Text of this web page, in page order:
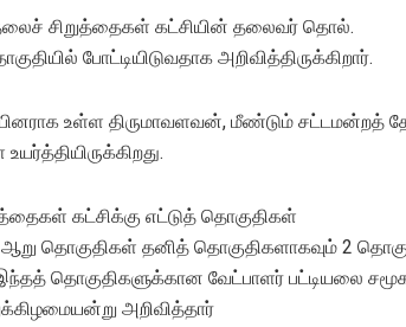
சிறுத்தைகள் கட்சியின் தலைவர் தொல்.
போட்டியிடுவதாக அறிவித்திருக்கிறார்.
உள்ள திருமாவளவன், மீண்டும் சட்டமன்றத்
கட்சிக்கு எட்டுத் தொகுதிகள்
தொகுதிகள் தனித் தொகுதிகளாகவும் 2
தொகுதிகளுக்கான வேட்பாளர் பட்டியலை
அறிவித்தார்